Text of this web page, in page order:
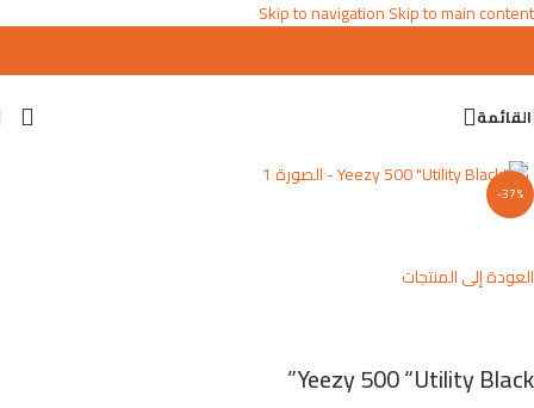
Skip to navigationSkip to main content
القائمة
-37%
العودة إلى المنتجات
Yeezy 500 “Utility Black”